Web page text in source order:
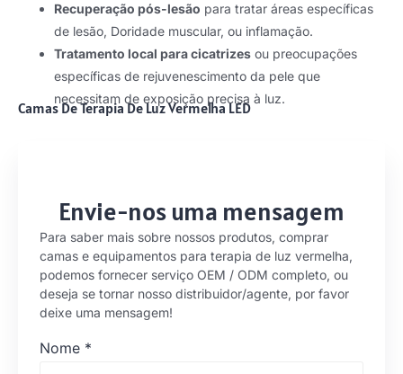
Recuperação pós-lesão para tratar áreas específicas
de lesão, Doridade muscular, ou inflamação.
Tratamento local para cicatrizes ou preocupações
específicas de rejuvenescimento da pele que
necessitam de exposição precisa à luz.
Camas De Terapia De Luz Vermelha LED
Envie-nos uma mensagem
Para saber mais sobre nossos produtos, comprar
camas e equipamentos para terapia de luz vermelha,
podemos fornecer serviço OEM / ODM completo, ou
deseja se tornar nosso distribuidor/agente, por favor
deixe uma mensagem!
Nome *